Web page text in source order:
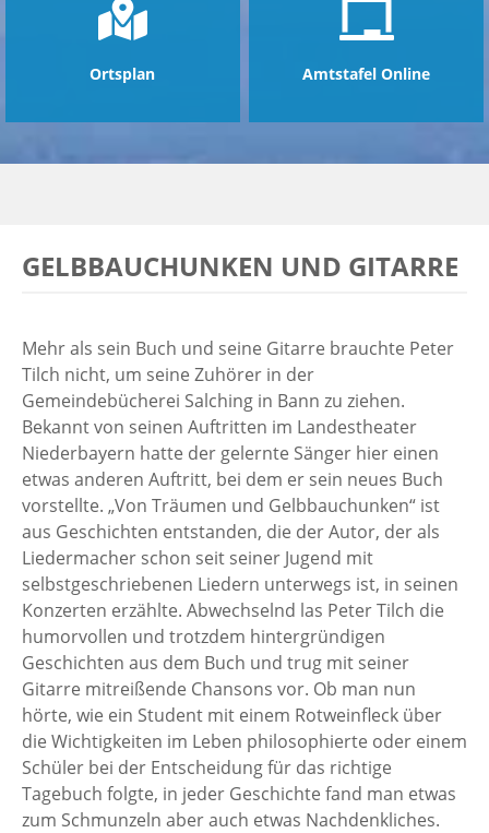
Ortsplan Amtstafel Online
GELBBAUCHUNKEN UND GITARRE
Mehr als sein Buch und seine Gitarre brauchte Peter
Tilch nicht, um seine Zuhörer in der
Gemeindebücherei Salching in Bann zu ziehen.
Bekannt von seinen Auftritten im Landestheater
Niederbayern hatte der gelernte Sänger hier einen
etwas anderen Auftritt, bei dem er sein neues Buch
vorstellte. „Von Träumen und Gelbbauchunken“ ist
aus Geschichten entstanden, die der Autor, der als
Liedermacher schon seit seiner Jugend mit
selbstgeschriebenen Liedern unterwegs ist, in seinen
Konzerten erzählte. Abwechselnd las Peter Tilch die
humorvollen und trotzdem hintergründigen
Geschichten aus dem Buch und trug mit seiner
Gitarre mitreißende Chansons vor. Ob man nun
hörte, wie ein Student mit einem Rotweinfleck über
die Wichtigkeiten im Leben philosophierte oder einem
Schüler bei der Entscheidung für das richtige
Tagebuch folgte, in jeder Geschichte fand man etwas
zum Schmunzeln aber auch etwas Nachdenkliches.